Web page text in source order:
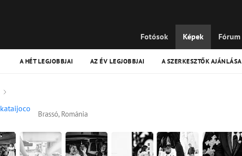
Fotósok Képek Fórum
A HÉT LEGJOBBJAI AZ ÉV LEGJOBBJAI A SZERKESZTŐK AJÁNLÁSA
kataijoco
Brassó, Románia